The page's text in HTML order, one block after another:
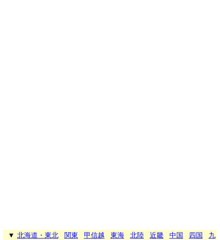
▼ 北海道・東北 関東 甲信越 東海 北陸 近畿 中国 四国
九